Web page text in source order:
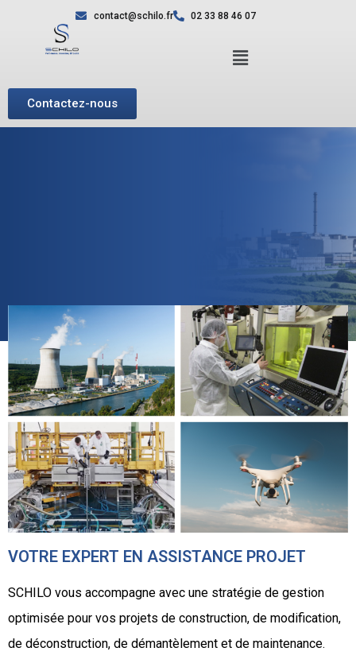
contact@schilo.fr 02 33 88 46 07
Contactez-nous
VOTRE EXPERT EN ASSISTANCE PROJET
SCHILO vous accompagne avec une stratégie de gestion
optimisée pour vos projets de construction, de modification,
de déconstruction, de démantèlement et de maintenance.